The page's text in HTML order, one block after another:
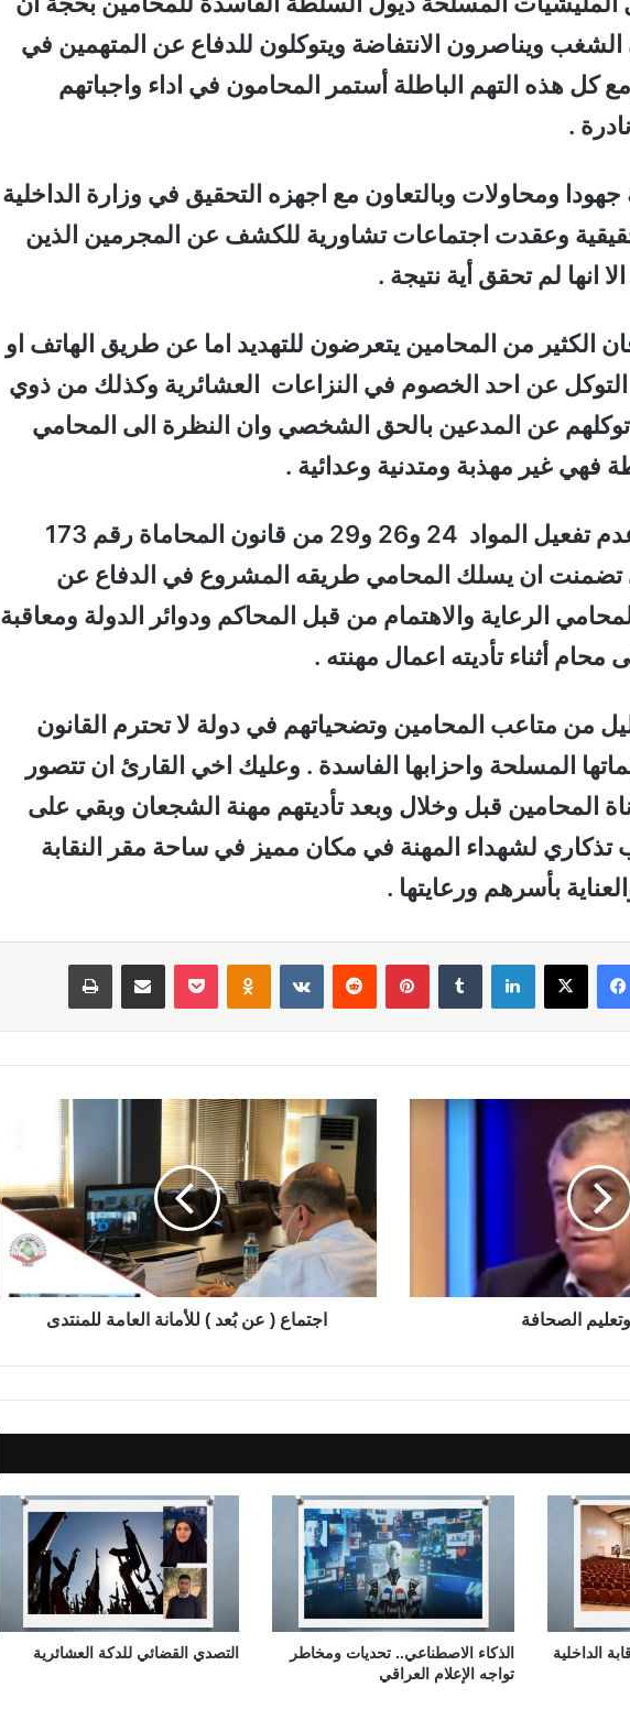
الشغب ويناصرون الانتفاضة ويتوكلون للدفاع عن المتهمين في
كل هذه التهم الباطلة أستمر المحامون في اداء واجباتهم
.
جهودا ومحاولات وبالتعاون مع اجهزه التحقيق في وزارة الداخلية
وعقدت اجتماعات تشاورية للكشف عن المجرمين الذين
انها لم تحقق أية نتيجة .
الكثير من المحامين يتعرضون للتهديد اما عن طريق الهاتف او
عن احد الخصوم في النزاعات العشائرية وكذلك من ذوي
عن المدعين بالحق الشخصي وان النظرة الى المحامي
فهي غير مهذبة ومتدنية وعدائية .
يضاف الى ذلك عدم تفعيل المواد 24 و26 و29 من قانون المحاماة رقم 173
1965 التي تضمنت ان يسلك المحامي طريقه المشروع في الدفاع عن
الرعاية والاهتمام من قبل المحاكم ودوائر الدولة ومعاقبة
أثناء تأديته اعمال مهنته .
من متاعب المحامين وتضحياتهم في دولة لا تحترم القانون
المسلحة واحزابها الفاسدة . وعليك اخي القارئ ان تتصور
المحامين قبل وخلال وبعد تأديتهم مهنة الشجعان وبقي على
تذكاري لشهداء المهنة في مكان مميز في ساحة مقر النقابة
بأسرهم ورعايتها .
فيسبوك ‫X لينكدإن بينتيريست ‏VKontakte
الصحافة
ا
(
ع
ن
د
ل
ا
ن
ة
ا
ل
ع
م
اجتماع ( عن بُعد ) للأمانة العامة للمنتدى
الداخلية
الذكاء الاصطناعي.. تحديات ومخاطر
تواجه الإعلام العراقي
التصدي القضائي للدكة العشائرية